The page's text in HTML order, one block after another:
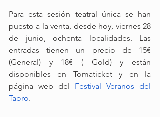
Para esta sesión teatral única se han
puesto a la venta, desde hoy, viernes 28
de junio, ochenta localidades. Las
entradas tienen un precio de 15€
(General) y 18€ ( Gold) y están
disponibles en Tomaticket y en la
página web del Festival Veranos del
Taoro.